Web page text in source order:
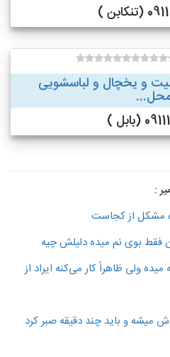
)
و یخچال و لباسشویی
)
:
از کجاست
بوی نم میده دلیلش چیه
ولی ظاهراً کار می‌کنه ایراد از
و باید چند دقیقه صبر کرد